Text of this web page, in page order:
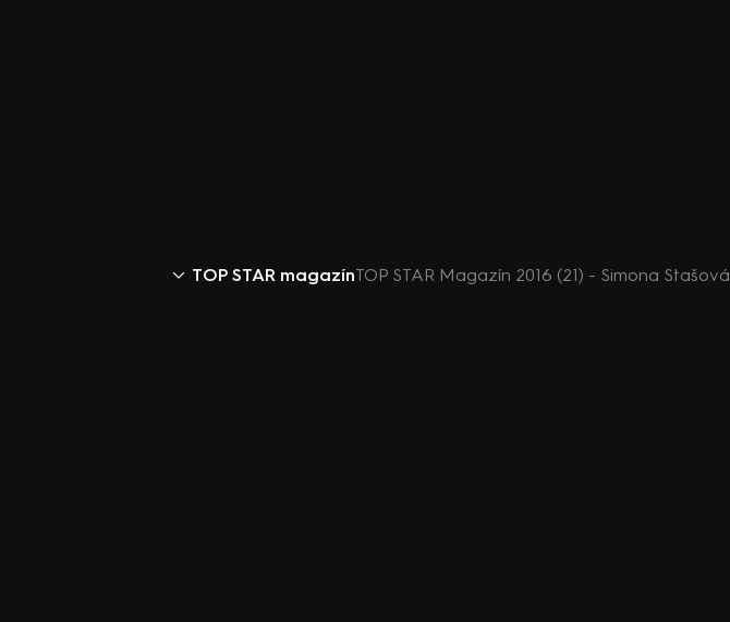
TOP STAR magazínTOP STAR Magazín 2016 (21) - Simona Stašová